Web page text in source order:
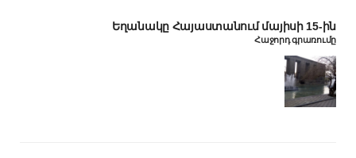
Եղանակը Հայաստանում մայիսի 15-ին
Հաջորդ գրառումը